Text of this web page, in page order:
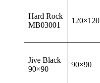
Hard Rock
MB03001
120×120
Jive Black
90×90
90×90